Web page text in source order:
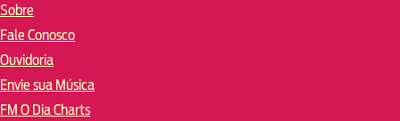
Sobre
Fale Conosco
Ouvidoria
Envie sua Música
FM O Dia Charts